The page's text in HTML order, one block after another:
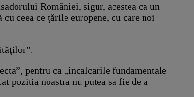
României, sigur, acestea ca un
ceea ce ţările europene, cu care noi
pentru ca „incalcarile fundamentale
pozitia noastra nu putea sa fie de a